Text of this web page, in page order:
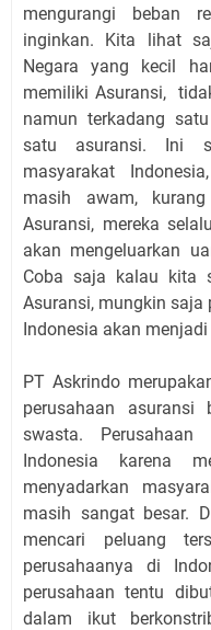
mengurangi beban
inginkan. Kita lihat
Negara yang kecil
memiliki Asuransi,
namun terkadang
satu asuransi. Ini
masyarakat
masih awam,
Asuransi, mereka
akan mengeluarkan
Coba saja kalau kita
Asuransi, mungkin saja
Indonesia akan
PT Askrindo
perusahaan
swasta.
Indonesia karena
menyadarkan
masih sangat besar.
mencari peluang
perusahaanya di
perusahaan tentu
dalam ikut